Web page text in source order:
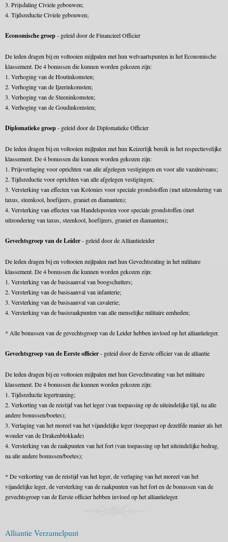
3. Prijsdaling Civiele gebouwen;
4. Tijdsreductie Civiele gebouwen;
Economische groep- geleid door de Financieel Officier
De leden dragen bij en voltooien mijlpalen met hun welvaartspunten in het Economische
klassement. De 4 bonussen die kunnen worden gekozen zijn:
1. Verhoging van de Houtinkomsten;
2. Verhoging van de Ijzerinkomsten;
3. Verhoging van de Steeninkomsten;
4. Verhoging van de Goudinkomsten;
Diplomatieke groep- geleid door de Diplomatieke Officier
De leden dragen bij en voltooien mijlpalen met hun Keizerlijk bereik in het respectievelijke
klassement. De 4 bonussen die kunnen worden gekozen zijn:
1. Prijsverlaging voor oprichten van alle afgelegen vestigingen en voor alle vazalniveaus;
2. Tijdsreductie voor oprichten van alle afgelegen vestigingen;
3. Versterking van effecten van Kolonies voor speciale grondstoffen (met uitzondering van
taxus, steenkool, hoefijzers, graniet en diamanten);
4. Versterking van effecten van Handelsposten voor speciale grondstoffen (met
uitzondering van taxus, steenkool, hoefijzers, graniet en diamanten);
Gevechtsgroep van de Leider- geleid door de Alliantieleider
De leden dragen bij en voltooien mijlpalen met hun Gevechtsrating in het militaire
klassement. De 4 bonussen die kunnen worden gekozen zijn:
1. Versterking van de basisaanval van boogschutters;
2. Versterking van de basisaanval van infanterie;
3. Versterking van de basisaanval van cavalerie;
4. Versterking van de basisraakpunten van alle menselijke militaire eenheden;
* Alle bonussen van de gevechtsgroep van de Leider hebben invloed op het alliantieleger.
Gevechtsgroep van de Eerste officier- geleid door de Eerste officier van de alliantie
De leden dragen bij en voltooien mijlpalen met hun Gevechtsrating van het militaire
klassement. De 4 bonussen die kunnen worden gekozen zijn:
1. Tijdsreductie legertraining;
2. Verkorting van de reistijd van het leger (van toepassing op de uiteindelijke tijd, na alle
andere bonussen/boetes);
3. Verlaging van het moreel van het vijandelijke leger (toegepast op dezelfde manier als het
wonder van de Drakenblokkade)
4. Versterking van de raakpunten van het fort (van toepassing op het uiteindelijke bedrag,
na alle andere bonussen/boetes);
* De verkorting van de reistijd van het leger, de verlaging van het moreel van het
vijandelijke leger, de versterking van de raakpunten van het fort en de bonussen van de
gevechtsgroep van de Eerste officier hebben invloed op het alliantieleger.
Alliantie Verzamelpunt